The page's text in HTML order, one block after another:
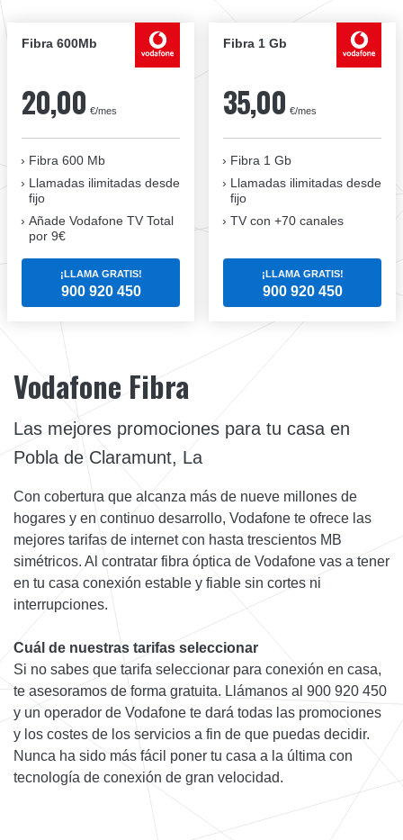
Fibra 600Mb
20,00 €/mes
Fibra 600 Mb
Llamadas ilimitadas desde
fijo
Añade Vodafone TV Total
por 9€
¡LLAMA GRATIS!
900 920 450
Fibra 1 Gb
35,00 €/mes
Fibra 1 Gb
Llamadas ilimitadas desde
fijo
TV con +70 canales
¡LLAMA GRATIS!
900 920 450
Vodafone Fibra
Las mejores promociones para tu casa en
Pobla de Claramunt, La
Con cobertura que alcanza más de nueve millones de
hogares y en continuo desarrollo, Vodafone te ofrece las
mejores tarifas de internet con hasta trescientos MB
simétricos. Al contratar fibra óptica de Vodafone vas a tener
en tu casa conexión estable y fiable sin cortes ni
interrupciones.
Cuál de nuestras tarifas seleccionar
Si no sabes que tarifa seleccionar para conexión en casa,
te asesoramos de forma gratuita. Llámanos al 900 920 450
y un operador de Vodafone te dará todas las promociones
y los costes de los servicios a fin de que puedas decidir.
Nunca ha sido más fácil poner tu casa a la última con
tecnología de conexión de gran velocidad.